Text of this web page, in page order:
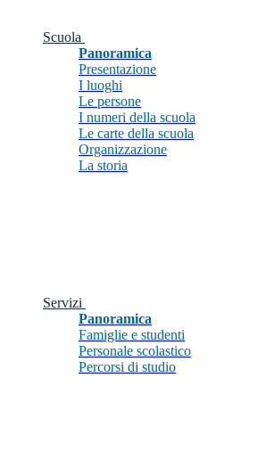
Scuola
Panoramica
Presentazione
I luoghi
Le persone
I numeri della scuola
Le carte della scuola
Organizzazione
La storia
Servizi
Panoramica
Famiglie e studenti
Personale scolastico
Percorsi di studio